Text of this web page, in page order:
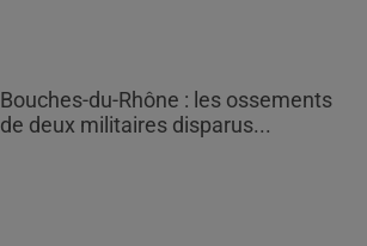
Bouches-du-Rhône : les ossements
de deux militaires disparus...